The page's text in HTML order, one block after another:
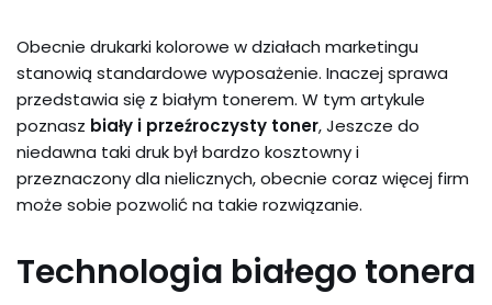
Obecnie drukarki kolorowe w działach marketingu
stanowią standardowe wyposażenie. Inaczej sprawa
przedstawia się z białym tonerem. W tym artykule
poznasz biały i przeźroczysty toner, Jeszcze do
niedawna taki druk był bardzo kosztowny i
przeznaczony dla nielicznych, obecnie coraz więcej firm
może sobie pozwolić na takie rozwiązanie.
Technologia białego tonera